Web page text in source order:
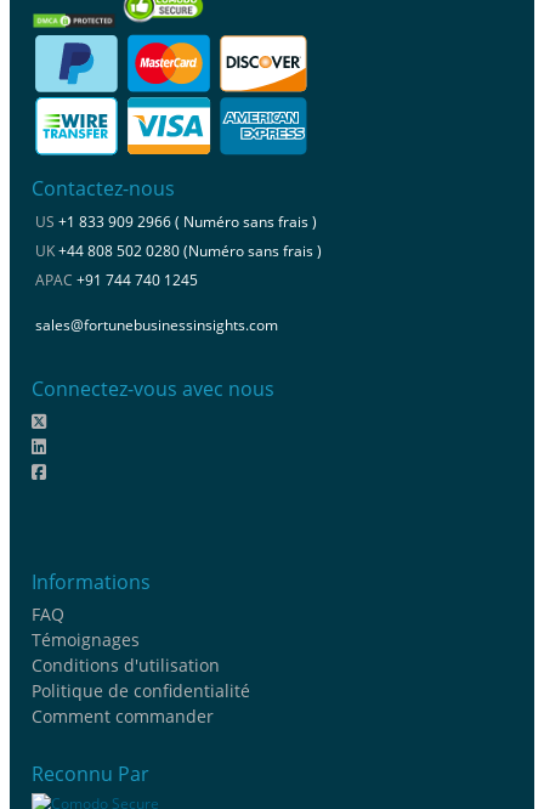
Contactez-nous
US +1 833 909 2966 ( Numéro sans frais )
UK+44 808 502 0280 (Numéro sans frais )
APAC +91 744 740 1245
sales@fortunebusinessinsights.com
Connectez-vous avec nous
Informations
FAQ
Témoignages
Conditions d'utilisation
Politique de confidentialité
Comment commander
Reconnu Par